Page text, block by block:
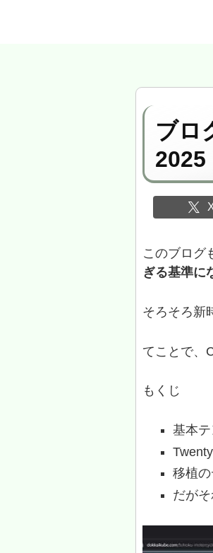
ブロ
2025
このブログ
ぎる基準に
そろそろ新
てことで、
もくじ
基本
移植の
だが